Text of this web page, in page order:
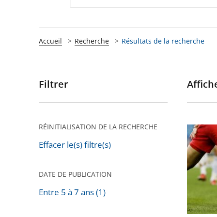
Accueil Recherche Résultats de la recherche
Passer
pour
après
Filtrer
RÉINITIALISATION DE LA RECHERCHE
Effacer le(s) filtre(s)
DATE DE PUBLICATION
Entre 5 à 7 ans (1)
BFM
TV
n’était
pas
à